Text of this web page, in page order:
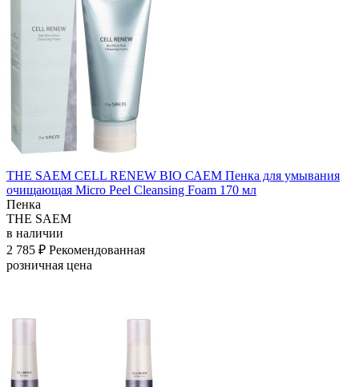
THE SAEM CELL RENEW BIO САЕМ Пенка для умывания
очищающая Micro Peel Cleansing Foam 170 мл
Пенка
THE SAEM
в наличии
2 785 ₽ Рекомендованная
розничная цена